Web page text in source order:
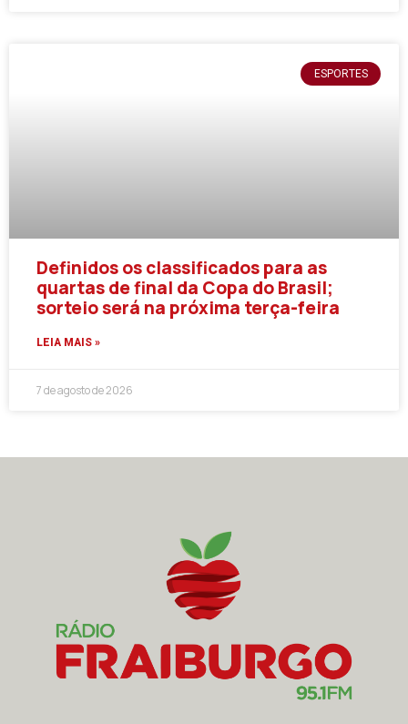
ESPORTES
Definidos os classificados para as
quartas de final da Copa do Brasil;
sorteio será na próxima terça-feira
LEIA MAIS »
7 de agosto de 2026